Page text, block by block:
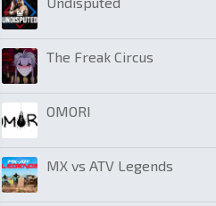
The Freak Circus
OMORI
MX vs ATV Legends